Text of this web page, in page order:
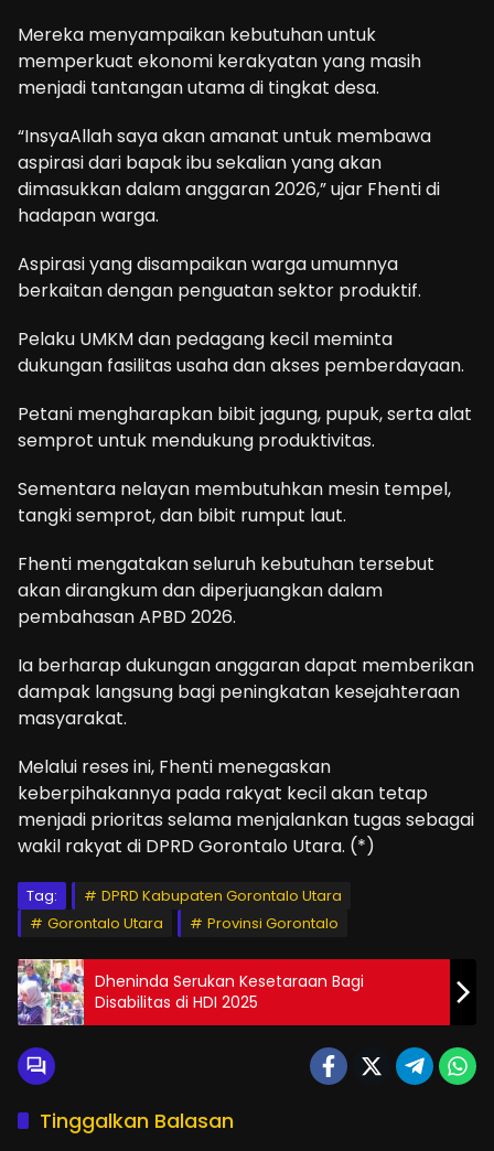
Mereka menyampaikan kebutuhan untuk
memperkuat ekonomi kerakyatan yang masih
menjadi tantangan utama di tingkat desa.
“InsyaAllah saya akan amanat untuk membawa
aspirasi dari bapak ibu sekalian yang akan
dimasukkan dalam anggaran 2026,” ujar Fhenti di
hadapan warga.
Aspirasi yang disampaikan warga umumnya
berkaitan dengan penguatan sektor produktif.
Pelaku UMKM dan pedagang kecil meminta
dukungan fasilitas usaha dan akses pemberdayaan.
Petani mengharapkan bibit jagung, pupuk, serta alat
semprot untuk mendukung produktivitas.
Sementara nelayan membutuhkan mesin tempel,
tangki semprot, dan bibit rumput laut.
Fhenti mengatakan seluruh kebutuhan tersebut
akan dirangkum dan diperjuangkan dalam
pembahasan APBD 2026.
Ia berharap dukungan anggaran dapat memberikan
dampak langsung bagi peningkatan kesejahteraan
masyarakat.
Melalui reses ini, Fhenti menegaskan
keberpihakannya pada rakyat kecil akan tetap
menjadi prioritas selama menjalankan tugas sebagai
wakil rakyat di DPRD Gorontalo Utara. (*)
Tag:
DPRD Kabupaten Gorontalo Utara
Gorontalo Utara
Provinsi Gorontalo
Dheninda Serukan Kesetaraan Bagi
Disabilitas di HDI 2025
Tinggalkan Balasan